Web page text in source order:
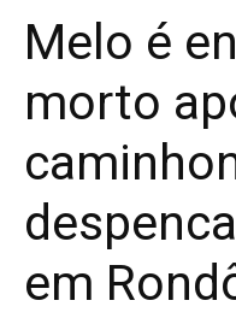
Melo é
morto
em